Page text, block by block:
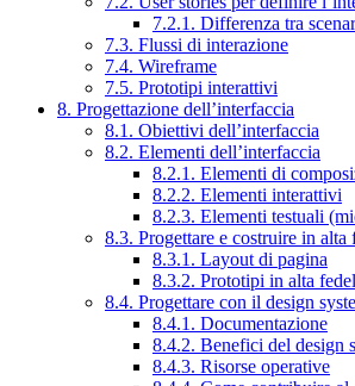
7.2.1. Differenza tra
7.3. Flussi di interazione
7.4. Wireframe
7.5. Prototipi interattivi
8. Progettazione dell’interfaccia
8.1. Obiettivi dell’interfaccia
8.2. Elementi dell’interfaccia
8.2.1. Elementi di
8.2.2. Elementi interattivi
8.2.3. Elementi testuali
8.3. Progettare e costruire in alta
8.3.1. Layout di pagina
8.3.2. Prototipi in alta
8.4. Progettare con il design
8.4.1. Documentazione
8.4.2. Benefici del design
8.4.3. Risorse operative